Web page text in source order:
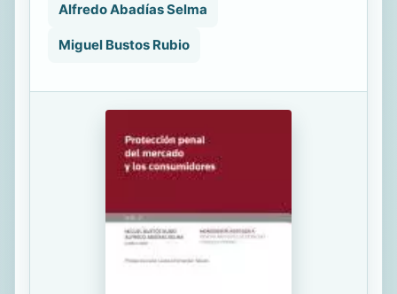
Alfredo Abadías Selma
Miguel Bustos Rubio